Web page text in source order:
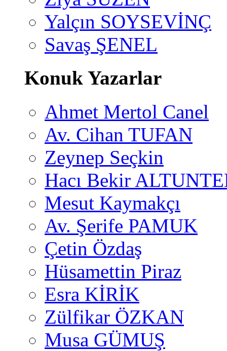
Yalçın SOYSEVİNÇ
Savaş ŞENEL
Konuk Yazarlar
Ahmet Mertol Canel
Av. Cihan TUFAN
Zeynep Seçkin
Hacı Bekir
Mesut Kaymakçı
Av. Şerife PAMUK
Çetin Özdaş
Hüsamettin Piraz
Esra KİRİK
Zülfikar ÖZKAN
Musa GÜMUŞ